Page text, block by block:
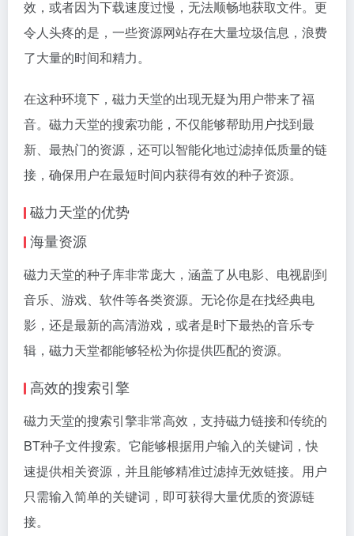
效，或者因为下载速度过慢，无法顺畅地获取文件。更
令人头疼的是，一些资源网站存在大量垃圾信息，浪费
了大量的时间和精力。
在这种环境下，磁力天堂的出现无疑为用户带来了福
音。磁力天堂的搜索功能，不仅能够帮助用户找到最
新、最热门的资源，还可以智能化地过滤掉低质量的链
接，确保用户在最短时间内获得有效的种子资源。
磁力天堂的优势
海量资源
磁力天堂的种子库非常庞大，涵盖了从电影、电视剧到
音乐、游戏、软件等各类资源。无论你是在找经典电
影，还是最新的高清游戏，或者是时下最热的音乐专
辑，磁力天堂都能够轻松为你提供匹配的资源。
高效的搜索引擎
磁力天堂的搜索引擎非常高效，支持磁力链接和传统的
BT种子文件搜索。它能够根据用户输入的关键词，快
速提供相关资源，并且能够精准过滤掉无效链接。用户
只需输入简单的关键词，即可获得大量优质的资源链
接。